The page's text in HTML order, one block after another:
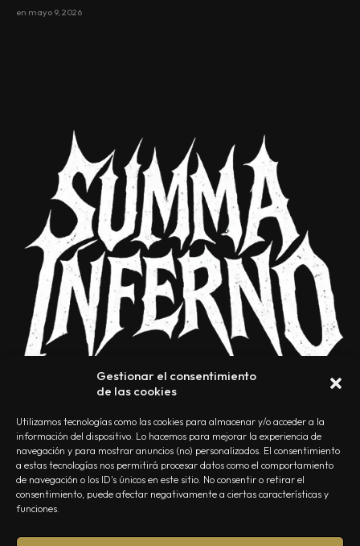
Gestionar el consentimiento
de las cookies
Utilizamos tecnologías como las cookies para almacenar y/o acceder a la
información del dispositivo. Lo hacemos para mejorar la experiencia de
navegación y para mostrar anuncios (no) personalizados. El consentimiento
a estas tecnologías nos permitirá procesar datos como el comportamiento
de navegación o los ID's únicos en este sitio. No consentir o retirar el
consentimiento, puede afectar negativamente a ciertas características y
funciones.
en mayo 9, 2026
NOSOTROS CONTACTO EDITORIAL POLÍTICA DE PRIVACIDAD